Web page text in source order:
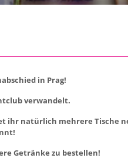
in Prag!
verwandelt.
ihr natürlich mehrere Tische
Getränke zu bestellen!